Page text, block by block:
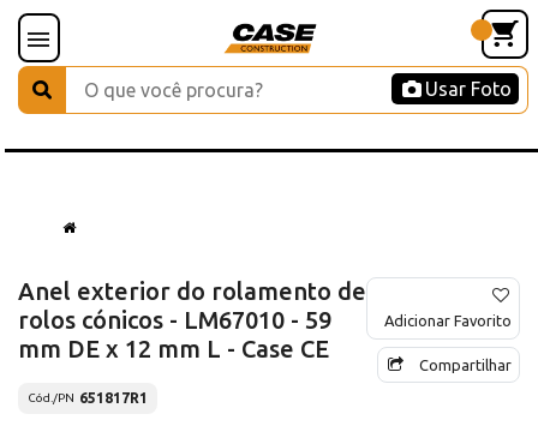
Usar Foto
Anel exterior do rolamento de
rolos cónicos - LM67010 - 59
mm DE x 12 mm L - Case CE
Cód./PN 651817R1
Adicionar Favorito
Compartilhar